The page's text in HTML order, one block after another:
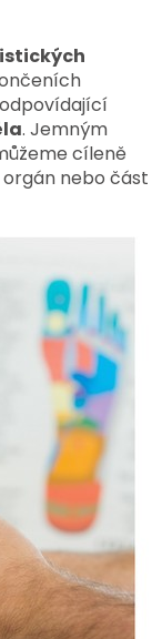
. Jemným
cíleně
nebo část